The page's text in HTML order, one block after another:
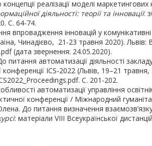
реалізації моделі
діяльності: теорії та інновації:
С. 64-74.
впровадження інновацій у комунікативні
Чинадієво, 21-23 травня 2020).
(дата звернення: 24.05.2020).
автоматизації діяльності
ICS-2022 (Львів, 19–21
С. 201-202.
автоматизації управління
конференції / Міжнародний
До питання визначення
: матеріали VIIІ Всеукраїнської